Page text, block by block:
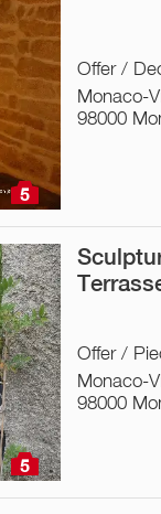
5
Offer /
Monaco-
98000
5
Offer /
Monaco-
98000